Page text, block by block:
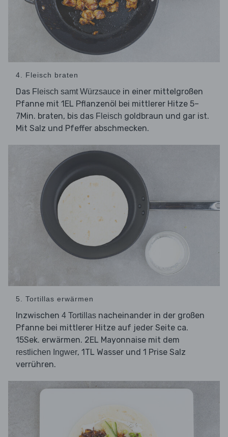
4. Fleisch braten
Das Fleisch samt Würzsauce in einer mittelgroßen
Pfanne mit 1EL Pflanzenöl bei mittlerer Hitze 5–
7Min. braten, bis das Fleisch goldbraun und gar ist.
Mit Salz und Pfeffer abschmecken.
5. Tortillas erwärmen
Inzwischen 4 Tortillas nacheinander in der großen
Pfanne bei mittlerer Hitze auf jeder Seite ca.
15Sek. erwärmen. 2EL Mayonnaise mit dem
restlichen Ingwer, 1TL Wasser und 1 Prise Salz
verrühren.